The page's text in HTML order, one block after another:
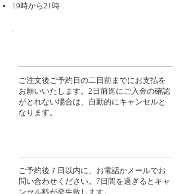
19時から21時
ご注文後ご予約日の二日前までにお支払を
お願いいたします。2日前迄にご入金の確認
がとれない場合は、自動的にキャンセルと
なります。​
​ご予約後７日以内に、お電話かメールでお
問い合わせください。7日間を過ぎるとキャ
ンセル料が発生致します。